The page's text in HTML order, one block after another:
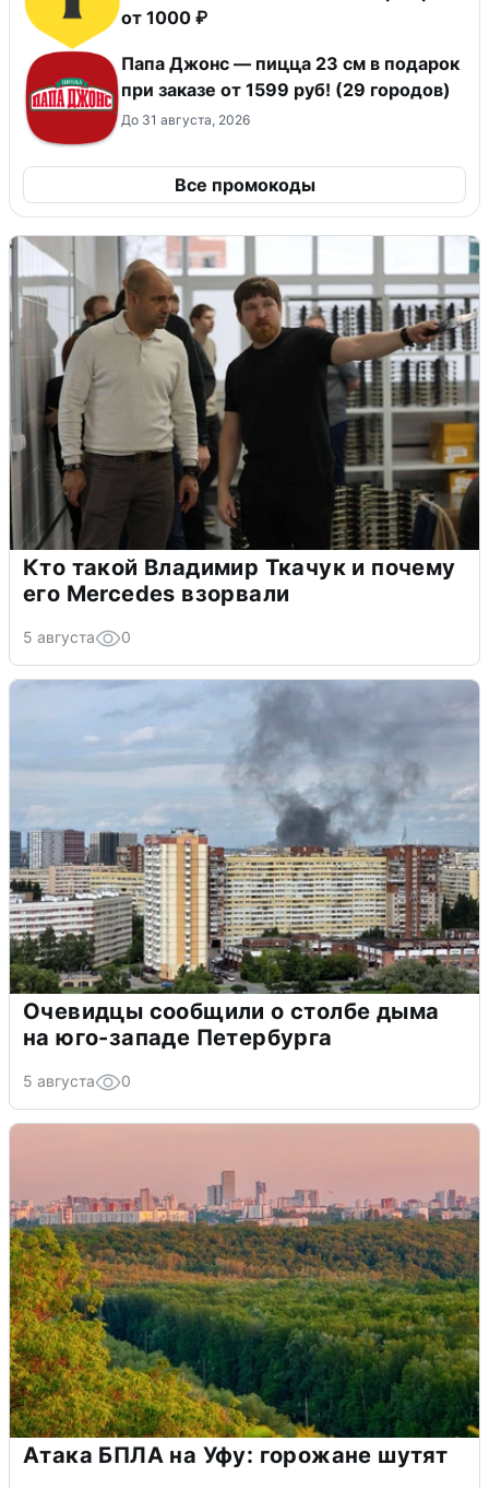
от 1000 ₽
Папа Джонс — пицца 23 см в подарок
при заказе от 1599 руб! (29 городов)
До 31 августа, 2026
Все промокоды
Кто такой Владимир Ткачук и почему
его Mercedes взорвали
5 августа 0
Очевидцы сообщили о столбе дыма
на юго-западе Петербурга
5 августа 0
Атака БПЛА на Уфу: горожане шутят